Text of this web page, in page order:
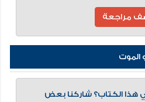
مراجعة
الموت
الكتاب؟ شاركنا بعض